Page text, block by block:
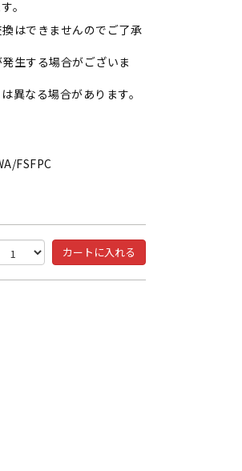
。
はできませんのでご了承
生する場合がございま
異なる場合があります。
FSFPC